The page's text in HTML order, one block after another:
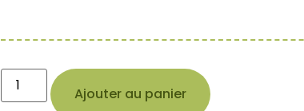
Ajouter au panier